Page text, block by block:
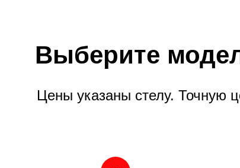
Выберите
Цены указаны стелу. Точную